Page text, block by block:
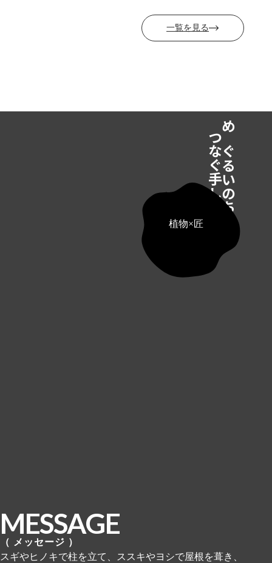
一覧を見る
MESSAGE
メッセージ
スギやヒノキで柱を立て、ススキやヨシで屋根を葺き、
めぐるいのち、
つなぐ手しごと
植物×匠